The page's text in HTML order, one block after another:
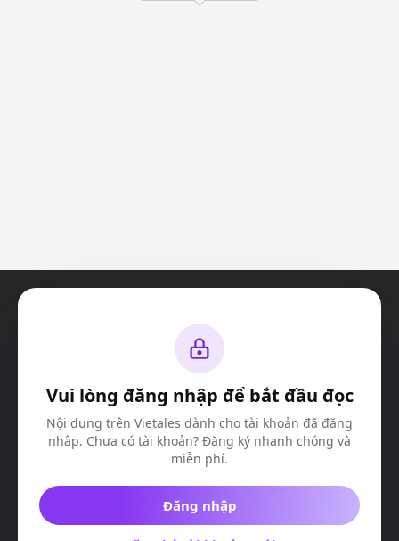
Vui lòng đăng nhập để bắt đầu đọc
Nội dung trên Vietales dành cho tài khoản đã đăng
nhập. Chưa có tài khoản? Đăng ký nhanh chóng và
miễn phí.
Đăng nhập
© Vietales 2023. All Rights Reserved
Công ty TNHH truyền thông và giải trí VIE-X
MSDN:​ 0317508603
Địa chỉ:Căn K4, Nhà số 9, Đường D13, Khu Valora Fuji, Phường Phước
Long B